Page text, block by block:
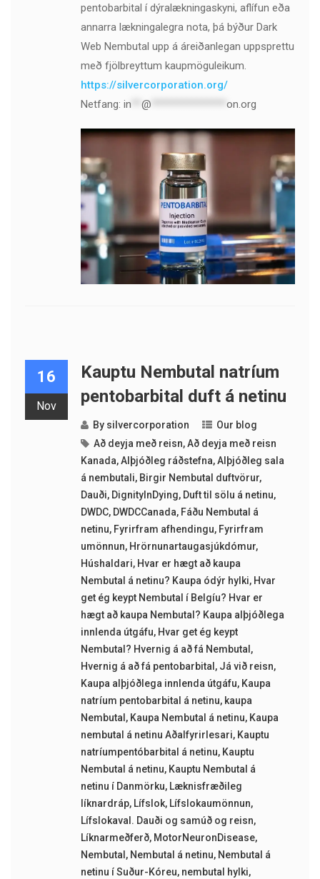
pentobarbital í dýralækningaskyni, aflífun eða
annarra lækningalegra nota, þá býður Dark
Web Nembutal upp á áreiðanlegan uppsprettu
með fjölbreyttum kaupmöguleikum.
https://silvercorporation.org/
Netfang: in @ on.org
16
Nov
Kauptu Nembutal natríum
pentobarbital duft á netinu
By silvercorporation
Our blog
Að deyja með reisn,Að deyja með reisn
Kanada,Alþjóðleg ráðstefna,Alþjóðleg sala
á nembutali, Birgir Nembutal duftvörur,
Dauði, DignityInDying, Duft til sölu á netinu,
DWDC, DWDCCanada, Fáðu Nembutal á
netinu, Fyrirfram afhendingu, Fyrirfram
umönnun, Hrörnunartaugasjúkdómur,
Húshaldari, Hvar er hægt að kaupa
Nembutal á netinu? Kaupa ódýr hylki, Hvar
get ég keypt Nembutal í Belgíu? Hvar er
hægt að kaupa Nembutal? Kaupa alþjóðlega
innlenda útgáfu, Hvar get ég keypt
Nembutal? Hvernig á að fá Nembutal ,
Hvernig á að fá pentobarbital , Já við reisn,
Kaupa alþjóðlega innlenda útgáfu, Kaupa
natríum pentobarbital á netinu, kaupa
Nembutal , Kaupa Nembutal á netinu, Kaupa
nembutal á netinu Aðalfyrirlesari, Kauptu
natríumpentóbarbital á netinu, Kauptu
Nembutal á netinu, Kauptu Nembutal á
netinu í Danmörku, Læknisfræðileg
líknardráp, Lífslok, Lífslokaumönnun,
Lífslokaval. Dauði og samúð og reisn,
Líknarmeðferð, MotorNeuronDisease,
Nembutal , Nembutal á netinu, Nembutal á
netinu í Suður-Kóreu, nembutal hylki,